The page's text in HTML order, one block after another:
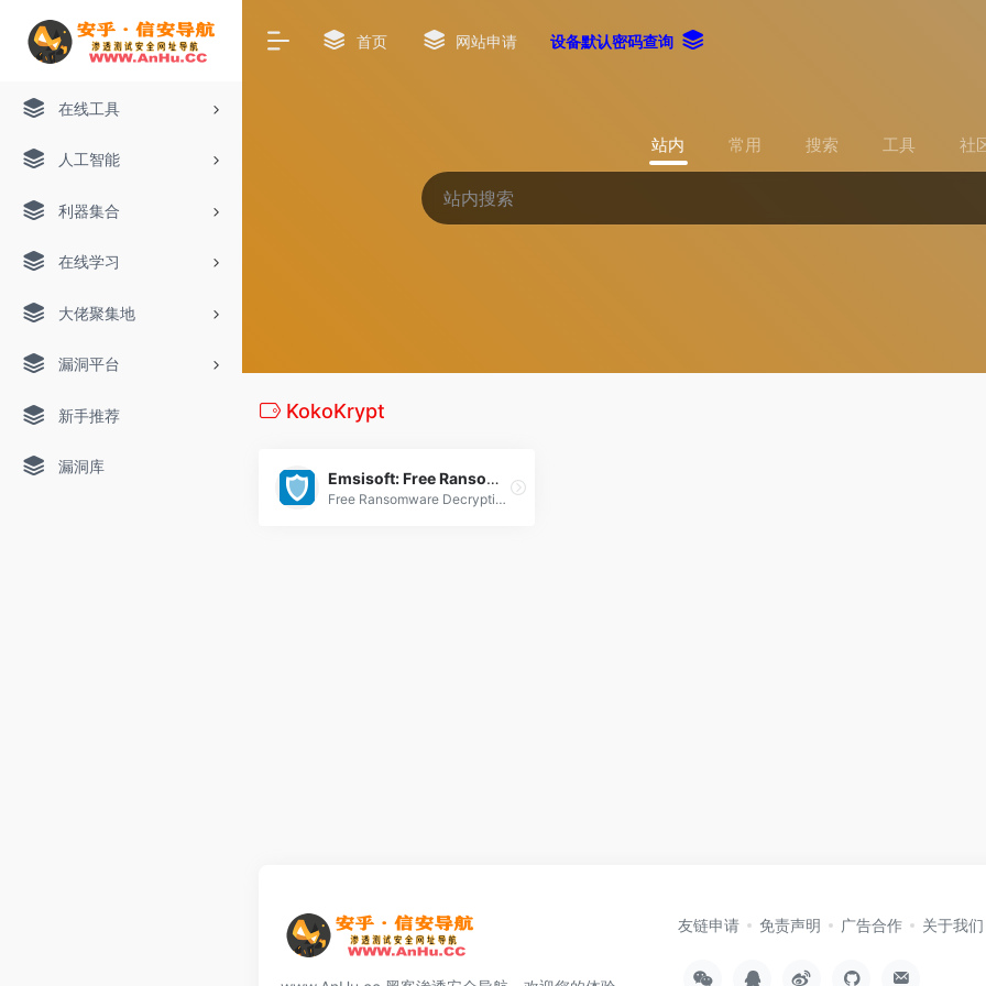
在线工具
人工智能
利器集合
在线学习
大佬聚集地
漏洞平台
新手推荐
漏洞库
首页 网站申请 设备默认密码查询
站内 常用 搜索 工具 社
KokoKrypt
Emsisoft: Free Ransomware Decryption Tools
Free Ransomware Decryption Tools
友链申请 免责声明 广告合作 关于我们